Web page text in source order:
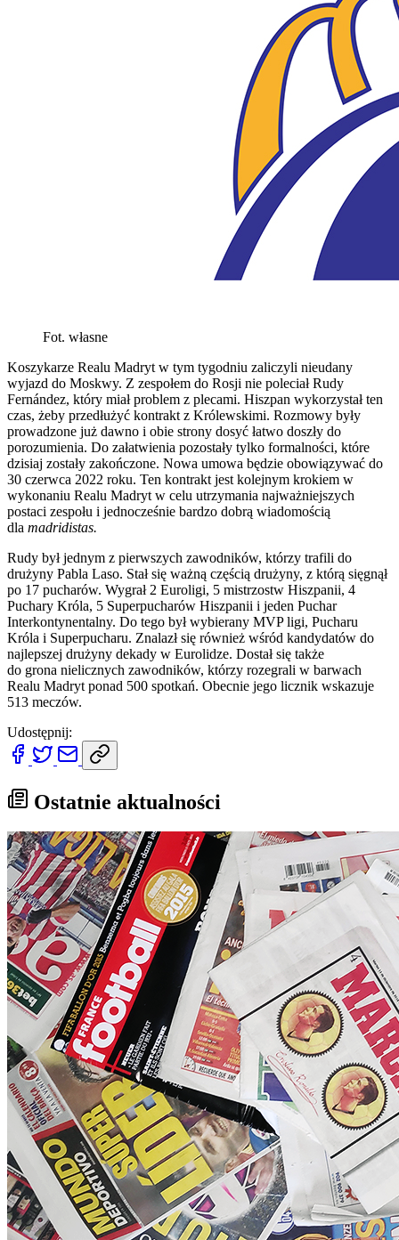
Fot. własne
Koszykarze Realu Madryt w tym tygodniu zaliczyli nieudany
wyjazd do Moskwy. Z zespołem do Rosji nie poleciał Rudy
Fernández, który miał problem z plecami. Hiszpan wykorzystał ten
czas, żeby przedłużyć kontrakt z Królewskimi. Rozmowy były
prowadzone już dawno i obie strony dosyć łatwo doszły do
porozumienia. Do załatwienia pozostały tylko formalności, które
dzisiaj zostały zakończone. Nowa umowa będzie obowiązywać do
30 czerwca 2022 roku. Ten kontrakt jest kolejnym krokiem w
wykonaniu Realu Madryt w celu utrzymania najważniejszych
postaci zespołu i jednocześnie bardzo dobrą wiadomością
dla madridistas.
Rudy był jednym z pierwszych zawodników, którzy trafili do
drużyny Pabla Laso. Stał się ważną częścią drużyny, z którą sięgnął
po 17 pucharów. Wygrał 2 Euroligi, 5 mistrzostw Hiszpanii, 4
Puchary Króla, 5 Superpucharów Hiszpanii i jeden Puchar
Interkontynentalny. Do tego był wybierany MVP ligi, Pucharu
Króla i Superpucharu. Znalazł się również wśród kandydatów do
najlepszej drużyny dekady w Eurolidze. Dostał się także
do grona nielicznych zawodników, którzy rozegrali w barwach
Realu Madryt ponad 500 spotkań. Obecnie jego licznik wskazuje
513 meczów.
Udostępnij:
Ostatnie aktualności